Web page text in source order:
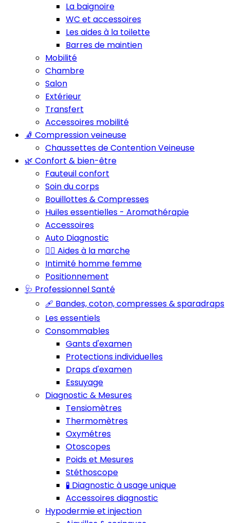
La baignoire
WC et accessoires
Les aides à la toilette
Barres de maintien
Mobilité
Chambre
Salon
Extérieur
Transfert
Accessoires mobilité
🧦 Compression veineuse
Chaussettes de Contention Veineuse
🌿 Confort & bien-être
Fauteuil confort
Soin du corps
Bouillottes & Compresses
Huiles essentielles - Aromathérapie
Accessoires
Auto Diagnostic
🚶‍♂️ Aides à la marche
Intimité homme femme
Positionnement
🩺 Professionnel Santé
🩹 Bandes, coton, compresses & sparadraps
Les essentiels
Consommables
Gants d'examen
Protections individuelles
Draps d'examen
Essuyage
Diagnostic & Mesures
Tensiomètres
Thermomètres
Oxymétres
Otoscopes
Poids et Mesures
Stéthoscope
🧪 Diagnostic à usage unique
Accessoires diagnostic
Hypodermie et injection